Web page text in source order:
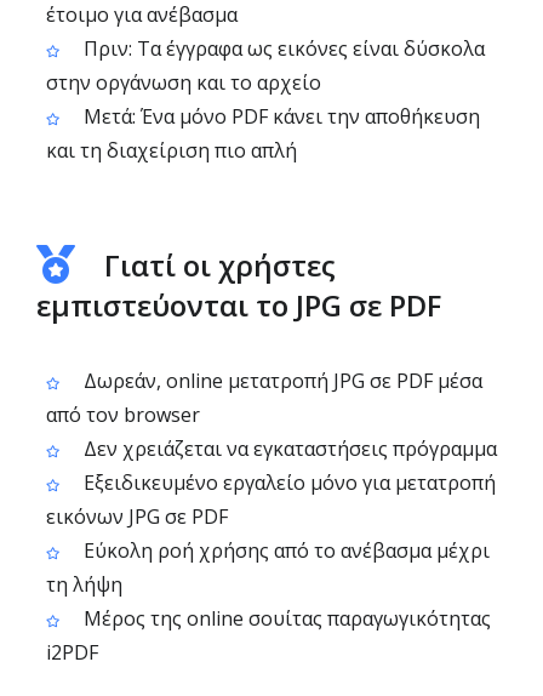
έτοιμο για ανέβασμα
Πριν: Τα έγγραφα ως εικόνες είναι δύσκολα
στην οργάνωση και το αρχείο
Μετά: Ένα μόνο PDF κάνει την αποθήκευση
και τη διαχείριση πιο απλή
Γιατί οι χρήστες
εμπιστεύονται το JPG σε PDF
Δωρεάν, online μετατροπή JPG σε PDF μέσα
από τον browser
Δεν χρειάζεται να εγκαταστήσεις πρόγραμμα
Εξειδικευμένο εργαλείο μόνο για μετατροπή
εικόνων JPG σε PDF
Εύκολη ροή χρήσης από το ανέβασμα μέχρι
τη λήψη
Μέρος της online σουίτας παραγωγικότητας
i2PDF